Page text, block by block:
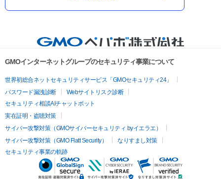
GMOインターネットグループのセキュリティ事業について
世界初総合ネットセキュリティサービス「GMOセキュリティ24」
パスワード漏洩診断
Webサイトリスク診断
セキュリティ相談AIチャットボット
実在証明・盗聴対策
サイバー攻撃対策（GMOサイバーセキュリティ byイエラエ）
サイバー攻撃対策（GMO Flatt Security）
なりすまし対策
セキュリティ事業の軌跡